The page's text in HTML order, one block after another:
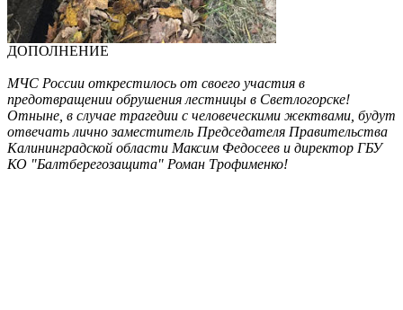
ДОПОЛНЕНИЕ
МЧС России открестилось от своего участия в
предотвращении обрушения лестницы в Светлогорске!
Отныне, в случае трагедии с человеческими жектвами, будут
отвечать лично заместитель Председателя Правительства
Калининградской области Максим Федосеев и директор ГБУ
КО "Балтберегозащита" Роман Трофименко!